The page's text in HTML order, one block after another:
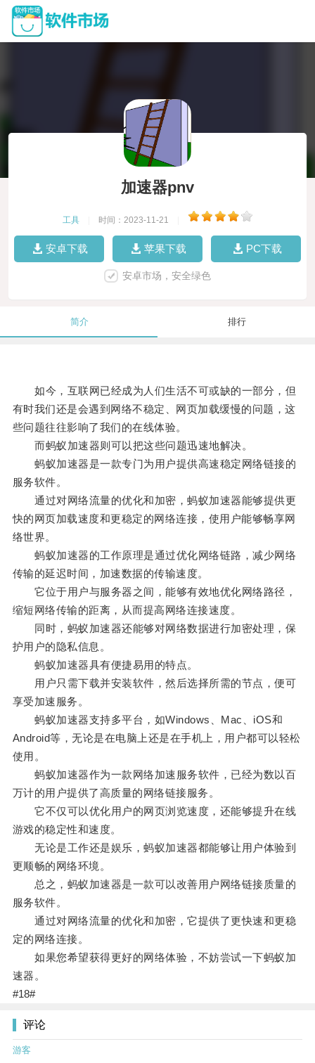
加速器pnv
工具 时间：2023-11-21
安卓下载 苹果下载 PC下载
安卓市场，安全绿色
简介 排行
如今，互联网已经成为人们生活不可或缺的一部分，但
有时我们还是会遇到网络不稳定、网页加载缓慢的问题，这
些问题往往影响了我们的在线体验。
而蚂蚁加速器则可以把这些问题迅速地解决。
蚂蚁加速器是一款专门为用户提供高速稳定网络链接的
服务软件。
通过对网络流量的优化和加密，蚂蚁加速器能够提供更
快的网页加载速度和更稳定的网络连接，使用户能够畅享网
络世界。
蚂蚁加速器的工作原理是通过优化网络链路，减少网络
传输的延迟时间，加速数据的传输速度。
它位于用户与服务器之间，能够有效地优化网络路径，
缩短网络传输的距离，从而提高网络连接速度。
同时，蚂蚁加速器还能够对网络数据进行加密处理，保
护用户的隐私信息。
蚂蚁加速器具有便捷易用的特点。
用户只需下载并安装软件，然后选择所需的节点，便可
享受加速服务。
蚂蚁加速器支持多平台，如Windows、Mac、iOS和
Android等，无论是在电脑上还是在手机上，用户都可以轻松
使用。
蚂蚁加速器作为一款网络加速服务软件，已经为数以百
万计的用户提供了高质量的网络链接服务。
它不仅可以优化用户的网页浏览速度，还能够提升在线
游戏的稳定性和速度。
无论是工作还是娱乐，蚂蚁加速器都能够让用户体验到
更顺畅的网络环境。
总之，蚂蚁加速器是一款可以改善用户网络链接质量的
服务软件。
通过对网络流量的优化和加密，它提供了更快速和更稳
定的网络连接。
如果您希望获得更好的网络体验，不妨尝试一下蚂蚁加
速器。
#18#
评论
游客